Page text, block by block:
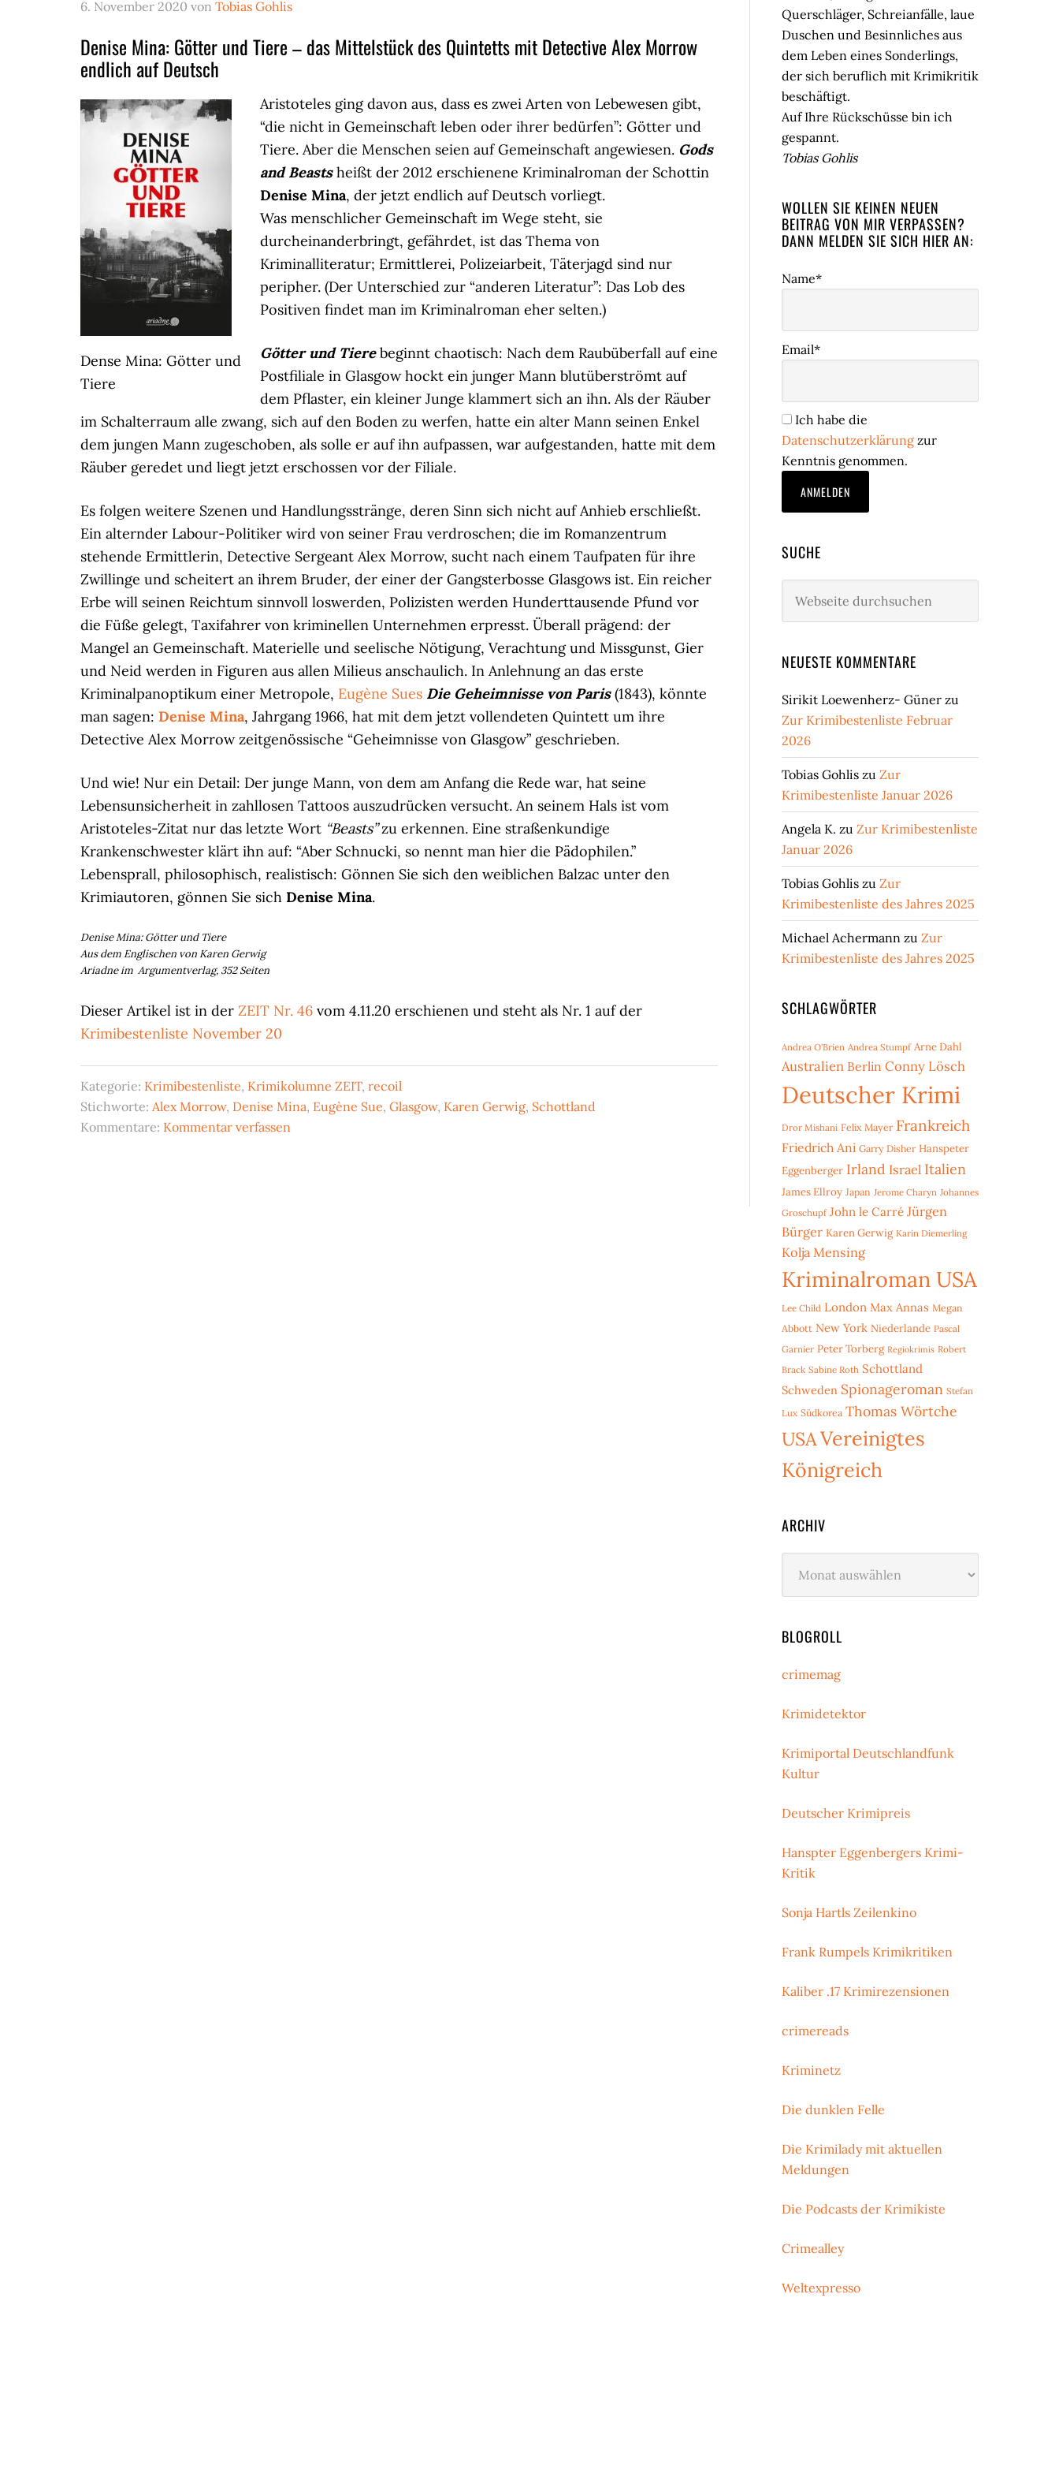
6. November 2020 von Tobias Gohlis
Denise Mina: Götter und Tiere – das Mittelstück des Quintetts mit Detective Alex Morrow
endlich auf Deutsch
Dense Mina: Götter und
Tiere
Aristoteles ging davon aus, dass es zwei Arten von Lebewesen gibt,
“die nicht in Gemeinschaft leben oder ihrer bedürfen”: Götter und
Tiere. Aber die Menschen seien auf Gemeinschaft angewiesen. Gods
and Beastsheißt der 2012 erschienene Kriminalroman der Schottin
Denise Mina, der jetzt endlich auf Deutsch vorliegt.
Was menschlicher Gemeinschaft im Wege steht, sie
durcheinanderbringt, gefährdet, ist das Thema von
Kriminalliteratur; Ermittlerei, Polizeiarbeit, Täterjagd sind nur
peripher. (Der Unterschied zur “anderen Literatur”: Das Lob des
Positiven findet man im Kriminalroman eher selten.)
Götter und Tierebeginnt chaotisch: Nach dem Raubüberfall auf eine
Postfiliale in Glasgow hockt ein junger Mann blutüberströmt auf
dem Pflaster, ein kleiner Junge klammert sich an ihn. Als der Räuber
im Schalterraum alle zwang, sich auf den Boden zu werfen, hatte ein alter Mann seinen Enkel
dem jungen Mann zugeschoben, als solle er auf ihn aufpassen, war aufgestanden, hatte mit dem
Räuber geredet und liegt jetzt erschossen vor der Filiale.
Es folgen weitere Szenen und Handlungsstränge, deren Sinn sich nicht auf Anhieb erschließt.
Ein alternder Labour-Politiker wird von seiner Frau verdroschen; die im Romanzentrum
stehende Ermittlerin, Detective Sergeant Alex Morrow, sucht nach einem Taufpaten für ihre
Zwillinge und scheitert an ihrem Bruder, der einer der Gangsterbosse Glasgows ist. Ein reicher
Erbe will seinen Reichtum sinnvoll loswerden, Polizisten werden Hunderttausende Pfund vor
die Füße gelegt, Taxifahrer von kriminellen Unternehmen erpresst. Überall prägend: der
Mangel an Gemeinschaft. Materielle und seelische Nötigung, Verachtung und Missgunst, Gier
und Neid werden in Figuren aus allen Milieus anschaulich. In Anlehnung an das erste
Kriminalpanoptikum einer Metropole, Eugène Sues Die Geheimnisse von Paris(1843), könnte
man sagen: Denise Mina, Jahrgang 1966, hat mit dem jetzt vollendeten Quintett um ihre
Detective Alex Morrow zeitgenössische “Geheimnisse von Glasgow” geschrieben.
Und wie! Nur ein Detail: Der junge Mann, von dem am Anfang die Rede war, hat seine
Lebensunsicherheit in zahllosen Tattoos auszudrücken versucht. An seinem Hals ist vom
Aristoteles-Zitat nur das letzte Wort “Beasts”zu erkennen. Eine straßenkundige
Krankenschwester klärt ihn auf: “Aber Schnucki, so nennt man hier die Pädophilen.”
Lebensprall, philosophisch, realistisch: Gönnen Sie sich den weiblichen Balzac unter den
Krimiautoren, gönnen Sie sich Denise Mina.
Denise Mina: Götter und Tiere
Aus dem Englischen von Karen Gerwig
Ariadne im Argumentverlag, 352 Seiten
Dieser Artikel ist in der ZEIT Nr. 46 vom 4.11.20 erschienen und steht als Nr. 1 auf der
Krimibestenliste November 20
Kategorie: Krimibestenliste, Krimikolumne ZEIT, recoil
Stichworte: Alex Morrow, Denise Mina, Eugène Sue, Glasgow, Karen Gerwig, Schottland
Kommentare: Kommentar verfassen
Querschläger, Schreianfälle, laue
Duschen und Besinnliches aus
dem Leben eines Sonderlings,
der sich beruflich mit Krimikritik
beschäftigt.
Auf Ihre Rückschüsse bin ich
gespannt.
Tobias Gohlis
WOLLEN SIE KEINEN NEUEN
BEITRAG VON MIR VERPASSEN?
DANN MELDEN SIE SICH HIER AN:
Name*
Email*
Ich habe die
Datenschutzerklärung zur
Kenntnis genommen.
SUCHE
durchsuchen
NEUESTE KOMMENTARE
Sirikit Loewenherz- Güner zu
Zur Krimibestenliste Februar
2026
Tobias Gohlis zu Zur
Krimibestenliste Januar 2026
Angela K. zu Zur Krimibestenliste
Januar 2026
Tobias Gohlis zu Zur
Krimibestenliste des Jahres 2025
Michael Achermann zu Zur
Krimibestenliste des Jahres 2025
SCHLAGWÖRTER
Andrea O'Brien Andrea Stumpf Arne Dahl
Australien Berlin Conny Lösch
Deutscher Krimi
Dror Mishani Felix Mayer Frankreich
Friedrich Ani Garry Disher Hanspeter
Eggenberger Irland Israel Italien
James Ellroy Japan Jerome Charyn Johannes
Groschupf John le Carré Jürgen
Bürger Karen Gerwig Karin Diemerling
Kolja Mensing
Kriminalroman USA
Lee Child London Max Annas Megan
Abbott New York Niederlande Pascal
Garnier Peter Torberg Regiokrimis Robert
Brack Sabine Roth Schottland
Schweden Spionageroman Stefan
Lux Südkorea Thomas Wörtche
USAVereinigtes
Königreich
ARCHIV
BLOGROLL
crimemag
Krimidetektor
Krimiportal Deutschlandfunk
Kultur
Deutscher Krimipreis
Hanspter Eggenbergers Krimi-
Kritik
Sonja Hartls Zeilenkino
Frank Rumpels Krimikritiken
Kaliber .17 Krimirezensionen
crimereads
Kriminetz
Die dunklen Felle
Die Krimilady mit aktuellen
Meldungen
Die Podcasts der Krimikiste
Crimealley
Weltexpresso